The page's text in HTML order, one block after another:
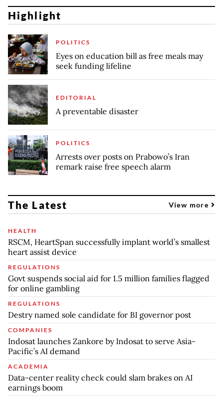
Highlight
POLITICS
Eyes on education bill as free meals may
seek funding lifeline
EDITORIAL
A preventable disaster
POLITICS
Arrests over posts on Prabowo’s Iran
remark raise free speech alarm
The Latest View more
HEALTH
RSCM, HeartSpan successfully implant world’s smallest
heart assist device
REGULATIONS
Govt suspends social aid for 1.5 million families flagged
for online gambling
REGULATIONS
Destry named sole candidate for BI governor post
COMPANIES
Indosat launches Zankore by Indosat to serve Asia-
Pacific’s AI demand
ACADEMIA
Data-center reality check could slam brakes on AI
earnings boom